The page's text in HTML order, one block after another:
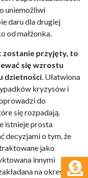
uniemożliwi
daru dla drugiej
od małżonka.
zostanie przyjęty, to
się wzrostu
dzietności. Ułatwiona
kryzysów i
do
się rozpadają.
istnieje prosta
decyzjami o tym, że
jako
innymi
na okres